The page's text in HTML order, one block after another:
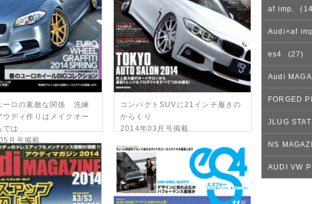
ーロの素敵な関係 洗練
ウディ作りはメイクオー
では
月号掲載
コンパクトSUVに21インチ履きの
からくり
2014年03月号掲載
af imp.
Audi×af
es4 (27)
Audi
FORGED
JLUG
NS
AUDI VW